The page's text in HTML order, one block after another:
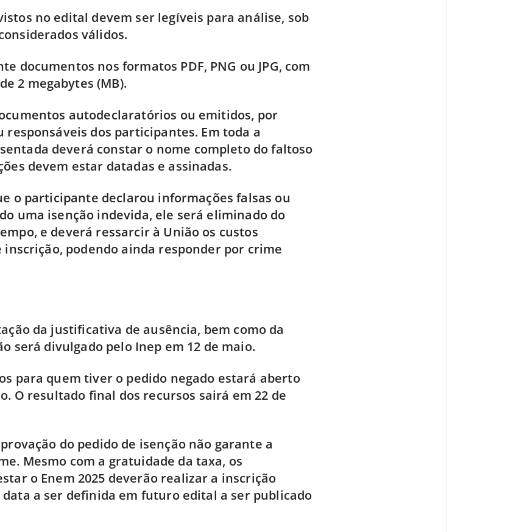
no edital devem ser legíveis para análise, sob
válidos.
documentos nos formatos PDF, PNG ou JPG, com
2 megabytes (MB).
autodeclaratórios ou emitidos, por
responsáveis dos participantes. Em toda a
deverá constar o nome completo do faltoso
devem estar datadas e assinadas.
o participante declarou informações falsas ou
uma isenção indevida, ele será eliminado do
e deverá ressarcir à União os custos
podendo ainda responder por crime
da justificativa de ausência, bem como da
será divulgado pelo Inep em 12 de maio.
para quem tiver o pedido negado estará aberto
O resultado final dos recursos sairá em 22 de
do pedido de isenção não garante a
Mesmo com a gratuidade da taxa, os
o Enem 2025 deverão realizar a inscrição
a ser definida em futuro edital a ser publicado